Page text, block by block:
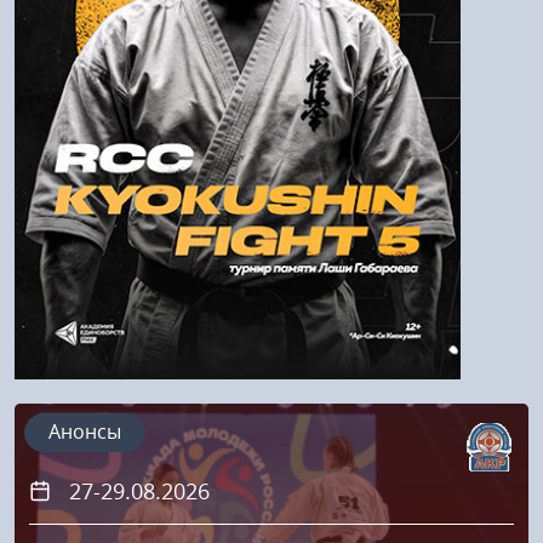
Войти
Напомнить пароль
Регистрация
27-29.08.2026
Анонсы